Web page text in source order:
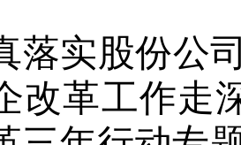
落实股份公
改革工作走